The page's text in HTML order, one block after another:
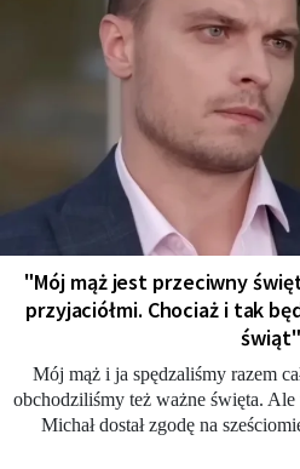
"Mój mąż jest przeciwny
przyjaciółmi. Chociaż i tak
świąt"
Mój mąż i ja spędzaliśmy razem
obchodziliśmy też ważne święta. Ale
Michał dostał zgodę na